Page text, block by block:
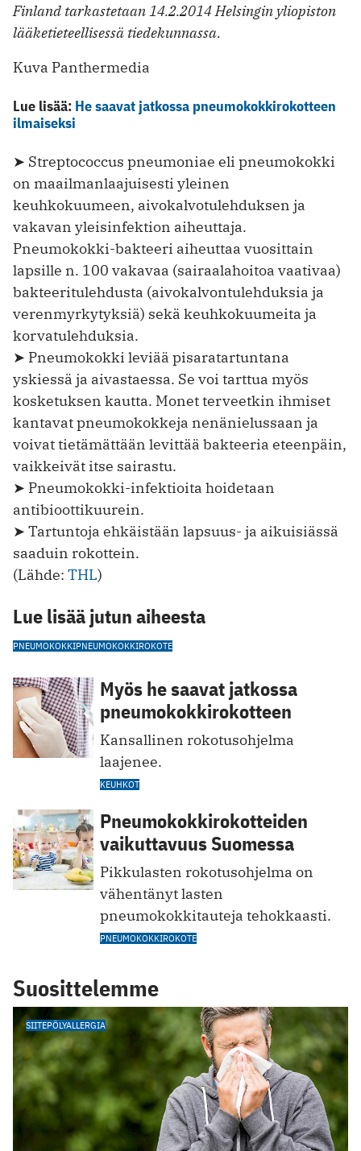
Finland tarkastetaan 14.2.2014 Helsingin yliopiston
lääketieteellisessä tiedekunnassa.
Kuva Panthermedia
Lue lisää: He saavat jatkossa pneumokokkirokotteen
ilmaiseksi
➤ Streptococcus pneumoniae eli pneumokokki
on maailmanlaajuisesti yleinen
keuhkokuumeen, aivokalvotulehduksen ja
vakavan yleisinfektion aiheuttaja.
Pneumokokki-bakteeri aiheuttaa vuosittain
lapsille n. 100 vakavaa (sairaalahoitoa vaativaa)
bakteeritulehdusta (aivokalvontulehduksia ja
verenmyrkytyksiä) sekä keuhkokuumeita ja
korvatulehduksia.
➤ Pneumokokki leviää pisaratartuntana
yskiessä ja aivastaessa. Se voi tarttua myös
kosketuksen kautta. Monet terveetkin ihmiset
kantavat pneumokokkeja nenänielussaan ja
voivat tietämättään levittää bakteeria eteenpäin,
vaikkeivät itse sairastu.
➤ Pneumokokki-infektioita hoidetaan
antibioottikuurein.
➤ Tartuntoja ehkäistään lapsuus- ja aikuisiässä
saaduin rokottein.
(Lähde: THL)
Lue lisää jutun aiheesta
PNEUMOKOKKIPNEUMOKOKKIROKOTE
Myös he saavat jatkossa
pneumokokkirokotteen
Kansallinen rokotusohjelma
laajenee.
KEUHKOT
Pneumokokkirokotteiden
vaikuttavuus Suomessa
Pikkulasten rokotusohjelma on
vähentänyt lasten
pneumokokkitauteja tehokkaasti.
PNEUMOKOKKIROKOTE
Suosittelemme
SIITEPÖLYALLERGIA